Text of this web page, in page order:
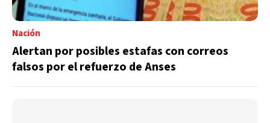
Nación
Alertan por posibles estafas con correos
falsos por el refuerzo de Anses